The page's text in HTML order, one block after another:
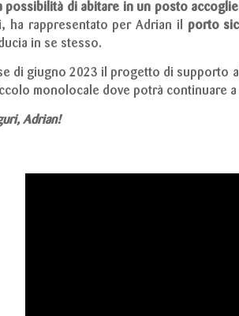
possibilità di abitare in un posto
ha rappresentato per Adrian il porto
in se stesso.
di giugno 2023 il progetto di supporto
monolocale dove potrà continuare
Adrian!